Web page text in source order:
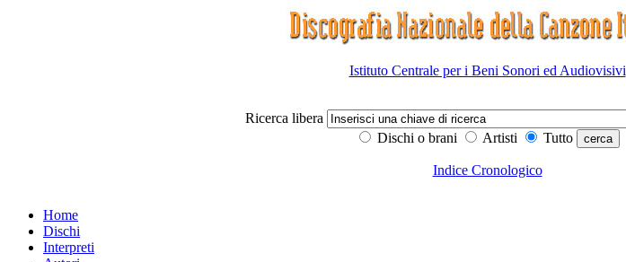
Istituto Centrale per i Beni Sonori ed Audiovisivi
Ricerca libera
Dischi o brani
Artisti Tutto
Indice Cronologico
Home
Dischi
Interpreti